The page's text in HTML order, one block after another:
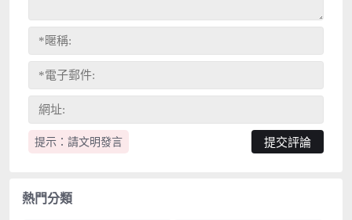
提示：請文明發言
熱門分類